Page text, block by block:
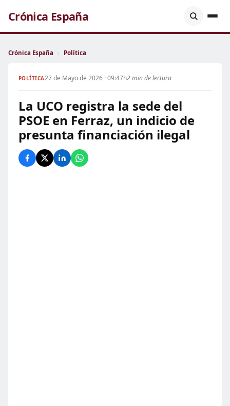
Crónica España
Crónica España › Política
POLÍTICA27 de Mayo de 2026 · 09:47h2 min de lectura
La UCO registra la sede del
PSOE en Ferraz, un indicio de
presunta financiación ilegal